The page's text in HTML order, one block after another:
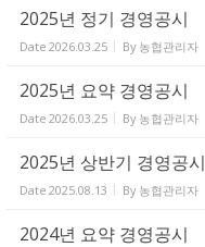
2025년 정기 경영공시
Date 2026.03.25 By 농협관리자
2025년 요약 경영공시
Date 2026.03.25 By 농협관리자
2025년 상반기 경영공시
Date 2025.08.13 By 농협관리자
2024년 요약 경영공시